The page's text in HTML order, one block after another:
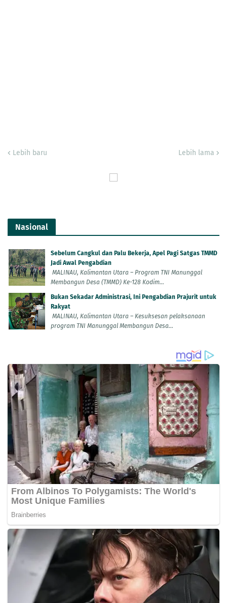
Lebih baru Lebih lama
Nasional
Sebelum Cangkul dan Palu Bekerja, Apel Pagi Satgas TMMD
Jadi Awal Pengabdian
MALINAU, Kalimantan Utara – Program TNI Manunggal
Membangun Desa (TMMD) Ke-128 Kodim...
Bukan Sekadar Administrasi, Ini Pengabdian Prajurit untuk
Rakyat
MALINAU, Kalimantan Utara – Kesuksesan pelaksanaan
program TNI Manunggal Membangun Desa...